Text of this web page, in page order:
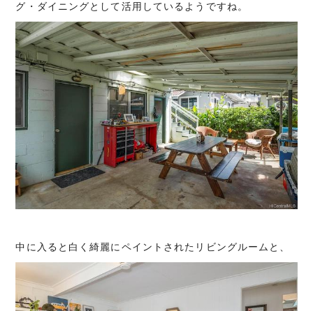
グ・ダイニングとして活用しているようですね。
中に入ると白く綺麗にペイントされたリビングルームと、